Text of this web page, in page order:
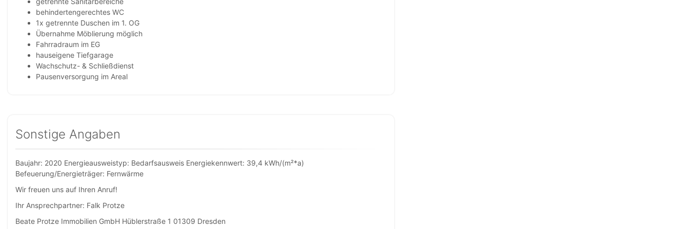
behindertengerechtes WC
1x getrennte Duschen im 1. OG
Übernahme Möblierung möglich
Fahrradraum im EG
hauseigene Tiefgarage
Wachschutz- & Schließdienst
Pausenversorgung im Areal
Sonstige Angaben
Baujahr: 2020 Energieausweistyp: Bedarfsausweis Energiekennwert: 39,4 kWh/(m²*a)
Befeuerung/Energieträger: Fernwärme
Wir freuen uns auf Ihren Anruf!
Ihr Ansprechpartner: Falk Protze
Beate Protze Immobilien GmbH Hüblerstraße 1 01309 Dresden